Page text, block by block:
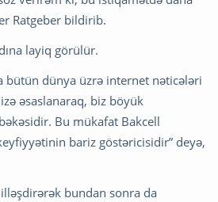
Ratgeber bildirib.
layiq görülür.
bütün dünya üzrə internet nəticələri
əsaslanaraq, biz böyük
Bu mükafat Bakcell
bariz göstəricisidir” deyə,
bundan sonra da